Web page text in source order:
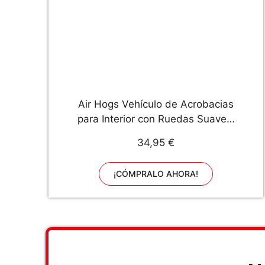
Air Hogs Vehículo de Acrobacias
para Interior con Ruedas Suaves,
en adelante
34,95 €
¡CÓMPRALO AHORA!